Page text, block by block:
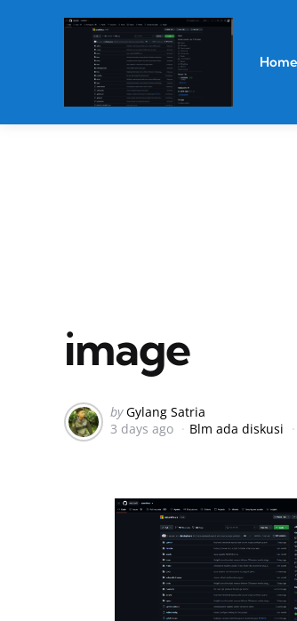
Home
image
Posted
by
by Gylang Satria
3 days ago
Blm ada diskusi